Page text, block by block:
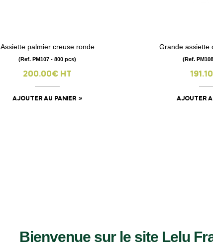
visibility
Assiette palmier creuse ronde
(Ref. PM107 - 800 pcs)
200.00€ HT
AJOUTER AU PANIER
Grande assiette
(Ref.
AJOUTER
Bienvenue sur le site Lelu